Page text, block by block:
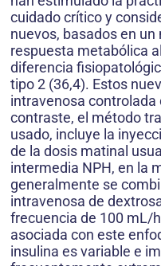
cuidado crítico y
nuevos, basados en
respuesta metabólica
diferencia
tipo 2 (36,4). Estos
intravenosa controlada
contraste, el método
usado, incluye la
de la dosis matinal
intermedia NPH, en la
generalmente se
intravenosa de
frecuencia de 100 mL/
asociada con este
insulina es variable e